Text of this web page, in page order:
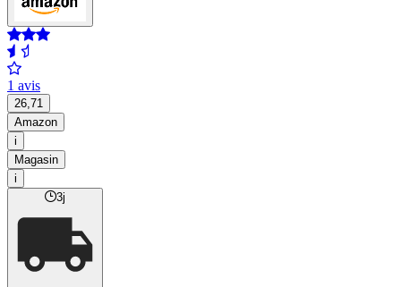
1 avis
26,71
Amazon
i
Magasin
i
3j